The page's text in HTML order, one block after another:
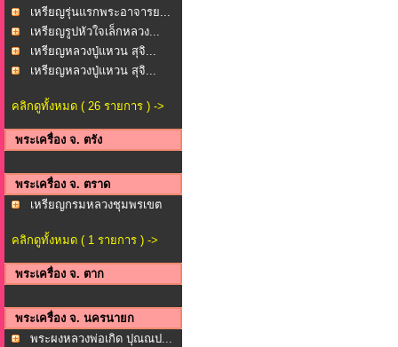
...
เหรียญรุ่นแรกพระอาจารย...
เหรียญรูปหัวใจเล็กหลวง...
เหรียญหลวงปู่แหวน สุจิ...
เหรียญหลวงปู่แหวน สุจิ...
คลิกดูทั้งหมด ( 26 รายการ ) ->
พระเครื่อง จ. ตรัง
พระเครื่อง จ. ตราด
เหรียญกรมหลวงชุมพรเขต
คลิกดูทั้งหมด ( 1 รายการ ) ->
พระเครื่อง จ. ตาก
พระเครื่อง จ. นครนายก
พระผงหลวงพ่อเกิด ปุณณป...